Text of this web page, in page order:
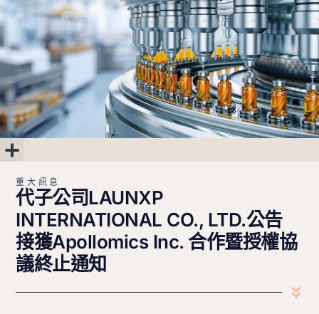
重大訊息
代子公司LAUNXP
INTERNATIONAL CO., LTD.公告
接獲Apollomics Inc. 合作暨授權協
議終止通知